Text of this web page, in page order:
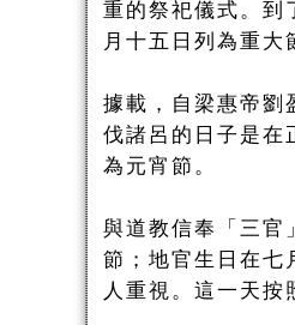
重的祭祀儀式。到
月十五日列為重大
據載，自梁惠帝劉
伐諸呂的日子是在
為元宵節。
與道教信奉「三官
節；地官生日在七
人重視。這一天按